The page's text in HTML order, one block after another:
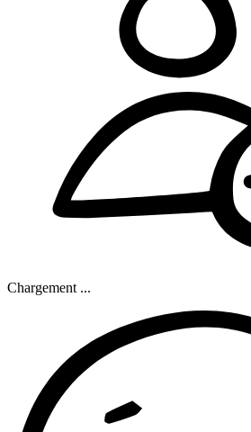
Chargement ...